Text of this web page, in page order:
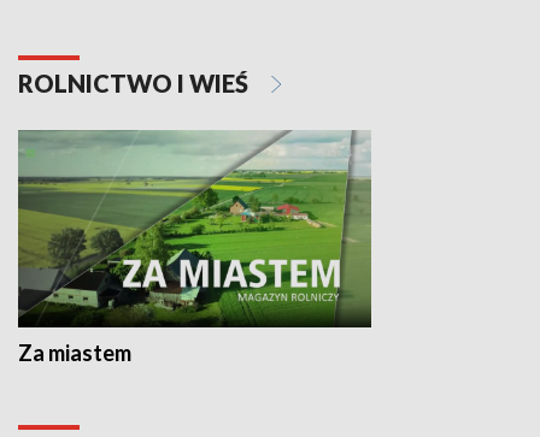
ROLNICTWO I WIEŚ
Za miastem